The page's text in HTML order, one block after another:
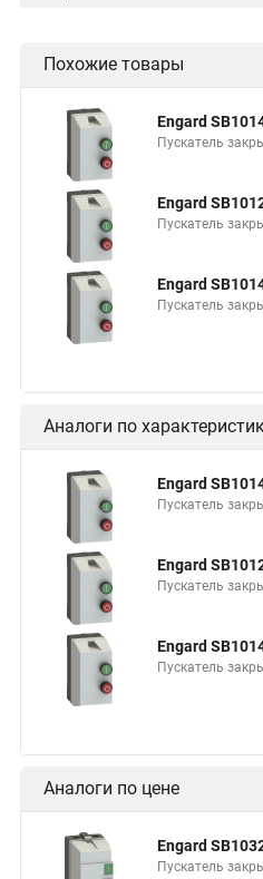
Похожие товары
Engard
Пускатель
Engard
Пускатель
Engard
Пускатель
Аналоги по
Engard
Пускатель
Engard
Пускатель
Engard
Пускатель
Аналоги по цене
Engard
Пускатель